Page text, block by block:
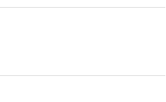
れがございます。ご了承くださ